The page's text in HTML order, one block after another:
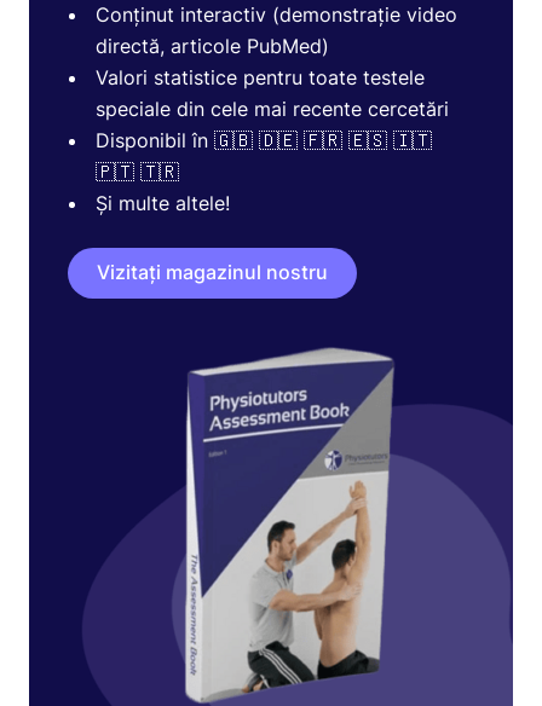
Conținut interactiv (demonstrație video
directă, articole PubMed)
Valori statistice pentru toate testele
speciale din cele mai recente cercetări
Disponibil în 🇬🇧 🇩🇪 🇫🇷 🇪🇸 🇮🇹
🇵🇹 🇹🇷
Și multe altele!
Vizitați magazinul nostru